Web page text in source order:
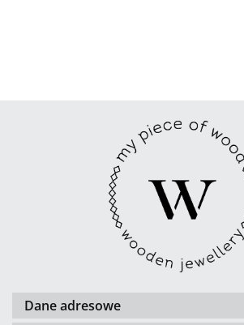
Dane adresowe